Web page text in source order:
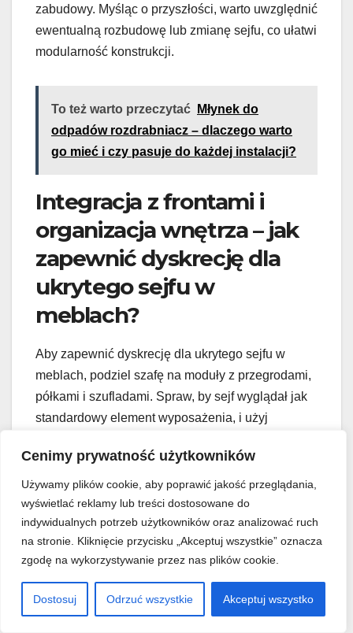
Cenimy prywatność użytkowników
Używamy plików cookie, aby poprawić jakość przeglądania,
wyświetlać reklamy lub treści dostosowane do
indywidualnych potrzeb użytkowników oraz analizować ruch
na stronie. Kliknięcie przycisku „Akceptuj wszystkie” oznacza
zgodę na wykorzystywanie przez nas plików cookie.
Dostosuj Odrzuć wszystkie Akceptuj wszystko
zabudowy. Myśląc o przyszłości, warto uwzględnić
ewentualną rozbudowę lub zmianę sejfu, co ułatwi
modularność konstrukcji.
To też warto przeczytać
Młynek do
odpadów rozdrabniacz – dlaczego warto
go mieć i czy pasuje do każdej instalacji?
Integracja z frontami i
organizacja wnętrza – jak
zapewnić dyskrecję dla
ukrytego sejfu w
meblach?
Aby zapewnić dyskrecję dla ukrytego sejfu w
meblach, podziel szafę na moduły z przegrodami,
półkami i szufladami. Spraw, by sejf wyglądał jak
standardowy element wyposażenia, i użyj
Podzielenie szafy ( Wardrobe) na funkcjonalne
moduły sprawia, że sejf może zostać ukryty jako
jedna z sekcji, na przykład za głęboką szufladą
lub w mało używanej części szafy. Kluczowe jest
zastosowanie płyt meblowych w jednolitym